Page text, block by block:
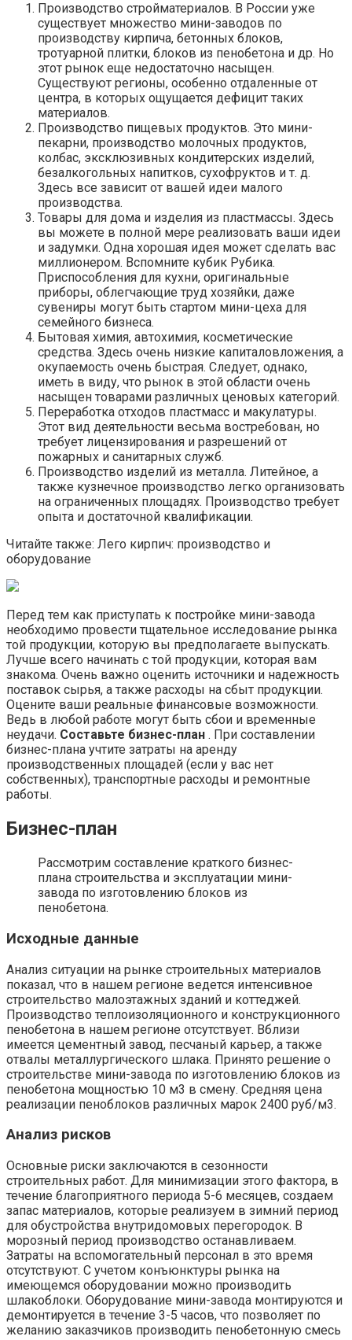
Производство стройматериалов. В России уже
существует множество мини-заводов по
производству кирпича, бетонных блоков,
тротуарной плитки, блоков из пенобетона и др. Но
этот рынок еще недостаточно насыщен.
Существуют регионы, особенно отдаленные от
центра, в которых ощущается дефицит таких
материалов.
Производство пищевых продуктов. Это мини-
пекарни, производство молочных продуктов,
колбас, эксклюзивных кондитерских изделий,
безалкогольных напитков, сухофруктов и т. д.
Здесь все зависит от вашей идеи малого
производства.
Товары для дома и изделия из пластмассы. Здесь
вы можете в полной мере реализовать ваши идеи
и задумки. Одна хорошая идея может сделать вас
миллионером. Вспомните кубик Рубика.
Приспособления для кухни, оригинальные
приборы, облегчающие труд хозяйки, даже
сувениры могут быть стартом мини-цеха для
семейного бизнеса.
Бытовая химия, автохимия, косметические
средства. Здесь очень низкие капиталовложения, а
окупаемость очень быстрая. Следует, однако,
иметь в виду, что рынок в этой области очень
насыщен товарами различных ценовых категорий.
Переработка отходов пластмасс и макулатуры.
Этот вид деятельности весьма востребован, но
требует лицензирования и разрешений от
пожарных и санитарных служб.
Производство изделий из металла. Литейное, а
также кузнечное производство легко организовать
на ограниченных площадях. Производство требует
опыта и достаточной квалификации.
Читайте также: Лего кирпич: производство и
оборудование
Перед тем как приступать к постройке мини-завода
необходимо провести тщательное исследование рынка
той продукции, которую вы предполагаете выпускать.
Лучше всего начинать с той продукции, которая вам
знакома. Очень важно оценить источники и надежность
поставок сырья, а также расходы на сбыт продукции.
Оцените ваши реальные финансовые возможности.
Ведь в любой работе могут быть сбои и временные
неудачи. Составьте бизнес-план . При составлении
бизнес-плана учтите затраты на аренду
производственных площадей (если у вас нет
собственных), транспортные расходы и ремонтные
работы.
Бизнес-план
Рассмотрим составление краткого бизнес-
плана строительства и эксплуатации мини-
завода по изготовлению блоков из
пенобетона.
Исходные данные
Анализ ситуации на рынке строительных материалов
показал, что в нашем регионе ведется интенсивное
строительство малоэтажных зданий и коттеджей.
Производство теплоизоляционного и конструкционного
пенобетона в нашем регионе отсутствует. Вблизи
имеется цементный завод, песчаный карьер, а также
отвалы металлургического шлака. Принято решение о
строительстве мини-завода по изготовлению блоков из
пенобетона мощностью 10 м3 в смену. Средняя цена
реализации пеноблоков различных марок 2400 руб/м3.
Анализ рисков
Основные риски заключаются в сезонности
строительных работ. Для минимизации этого фактора, в
течение благоприятного периода 5-6 месяцев, создаем
запас материалов, которые реализуем в зимний период
для обустройства внутридомовых перегородок. В
морозный период производство останавливаем.
Затраты на вспомогательный персонал в это время
отсутствуют. С учетом конъюнктуры рынка на
имеющемся оборудовании можно производить
шлакоблоки. Оборудование мини-завода монтируются и
демонтируется в течение 3-5 часов, что позволяет по
желанию заказчиков производить пенобетонную смесь